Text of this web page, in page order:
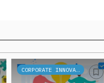
CORPORATE INNOVATION